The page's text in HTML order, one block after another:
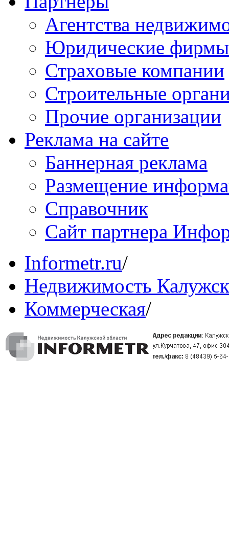
Агентства
Юридические фирмы
Страховые компании
Строительные
Прочие организации
Реклама на сайте
Баннерная реклама
Размещение
Справочник
Сайт партнера
Informetr.ru/
Недвижимость
Коммерческая/